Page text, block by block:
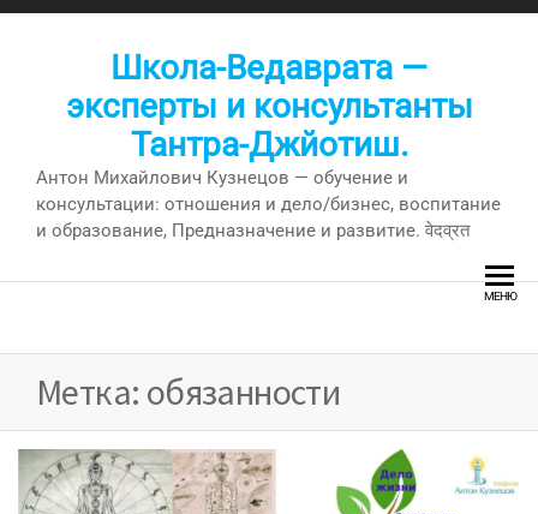
Перейти
Школа-Ведаврата —
эксперты и консультанты
Тантра-Джйотиш.
Антон Михайлович Кузнецов — обучение и
консультации: отношения и дело/бизнес, воспитание
и образование, Предназначение и развитие. वेदव्रत
МЕНЮ
Метка: обязанности